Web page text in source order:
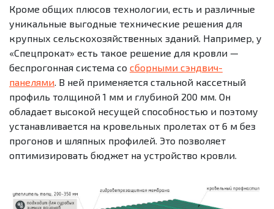
Кроме общих плюсов технологии, есть и различные
уникальные выгодные технические решения для
крупных сельскохозяйственных зданий. Например, у
«Спецпрокат» есть такое решение для кровли —
беспрогонная система со сборными сэндвич-
панелями. В ней применяется стальной кассетный
профиль толщиной 1 мм и глубиной 200 мм. Он
обладает высокой несущей способностью и поэтому
устанавливается на кровельных пролетах от 6 м без
прогонов и шляпных профилей. Это позволяет
оптимизировать бюджет на устройство кровли.